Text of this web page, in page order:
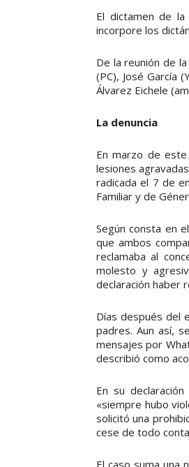
El dictamen de
incorpore los
De la reunión de
(PC), José García
Álvarez Eichele
La denuncia
En marzo de
lesiones
radicada el 7 de
Familiar y de
Según consta en
que ambos
reclamaba al
molesto y
declaración haber
Días después del
padres. Aun así,
mensajes por
describió como
En su
«siempre hubo
solicitó una
cese de todo
El caso suma una